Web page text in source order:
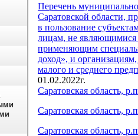
Перечень
Саратовской области,
в пользование
лицам, не
применяющим
доход», и
малого и среднего
01.02.2022г.
Саратовская область,
Саратовская область,
Саратовская область,